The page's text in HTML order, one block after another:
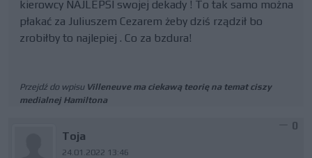
kierowcy NAJLEPSI swojej dekady ! To tak samo można
płakać za Juliuszem Cezarem żeby dziś rządził bo
zrobiłby to najlepiej . Co za bzdura!
Przejdź do wpisu Villeneuve ma ciekawą teorię na temat ciszy
medialnej Hamiltona
Toja
24.01.2022 13:46
0